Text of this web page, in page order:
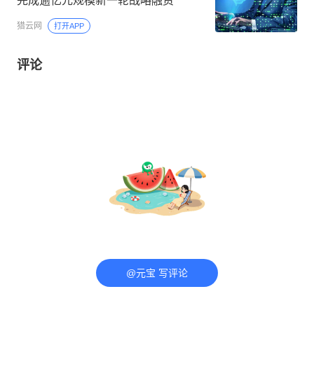
猎云网 打开APP
评论
@元宝 写评论